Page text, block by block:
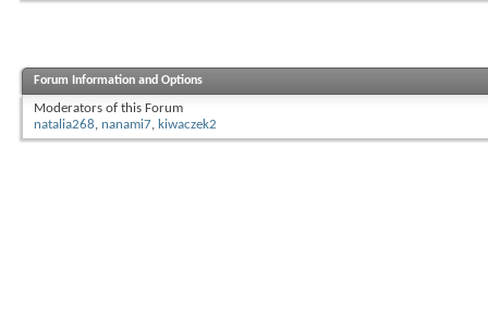
Forum Information and Options
Moderators of this Forum
natalia268, nanami7, kiwaczek2